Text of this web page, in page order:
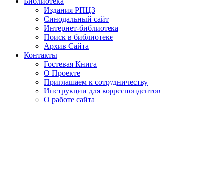
Издания РПЦЗ
Синодальный сайт
Интернет-библиотека
Поиск в библиотеке
Архив Сайта
Контакты
Гостевая Книга
О Проекте
Приглашаем к сотрудничеству
Инструкции для корреспондентов
О работе сайта